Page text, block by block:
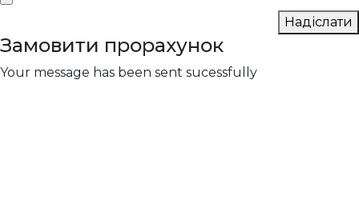
Надіслати
Замовити прорахунок
Your message has been sent sucessfully